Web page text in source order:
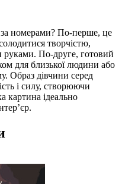
номерами? По-перше, це
творчістю,
руками. По-друге, готовий
для близької людини або
Образ дівчини серед
і силу, створюючи
картина ідеально